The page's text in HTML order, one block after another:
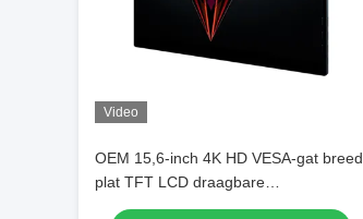
Video
OEM 15,6-inch 4K HD VESA-gat breed
plat TFT LCD draagbare
gamingmonitor 3840x2160